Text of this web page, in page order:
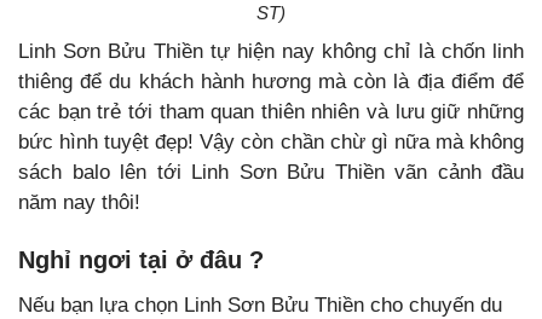
ST)
Linh Sơn Bửu Thiền tự hiện nay không chỉ là chốn linh
thiêng để du khách hành hương mà còn là địa điểm để
các bạn trẻ tới tham quan thiên nhiên và lưu giữ những
bức hình tuyệt đẹp! Vậy còn chần chừ gì nữa mà không
sách balo lên tới Linh Sơn Bửu Thiền vãn cảnh đầu
năm nay thôi!
Nghỉ ngơi tại ở đâu ?
Nếu bạn lựa chọn Linh Sơn Bửu Thiền cho chuyến du